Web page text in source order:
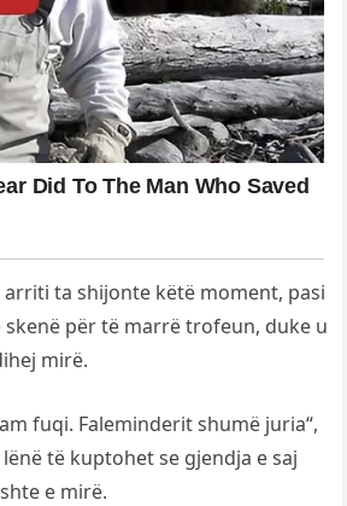
ta shijonte këtë moment, pasi
për të marrë trofeun, duke u
mirë.
fuqi. Faleminderit shumë juria“,
të kuptohet se gjendja e saj
e mirë.